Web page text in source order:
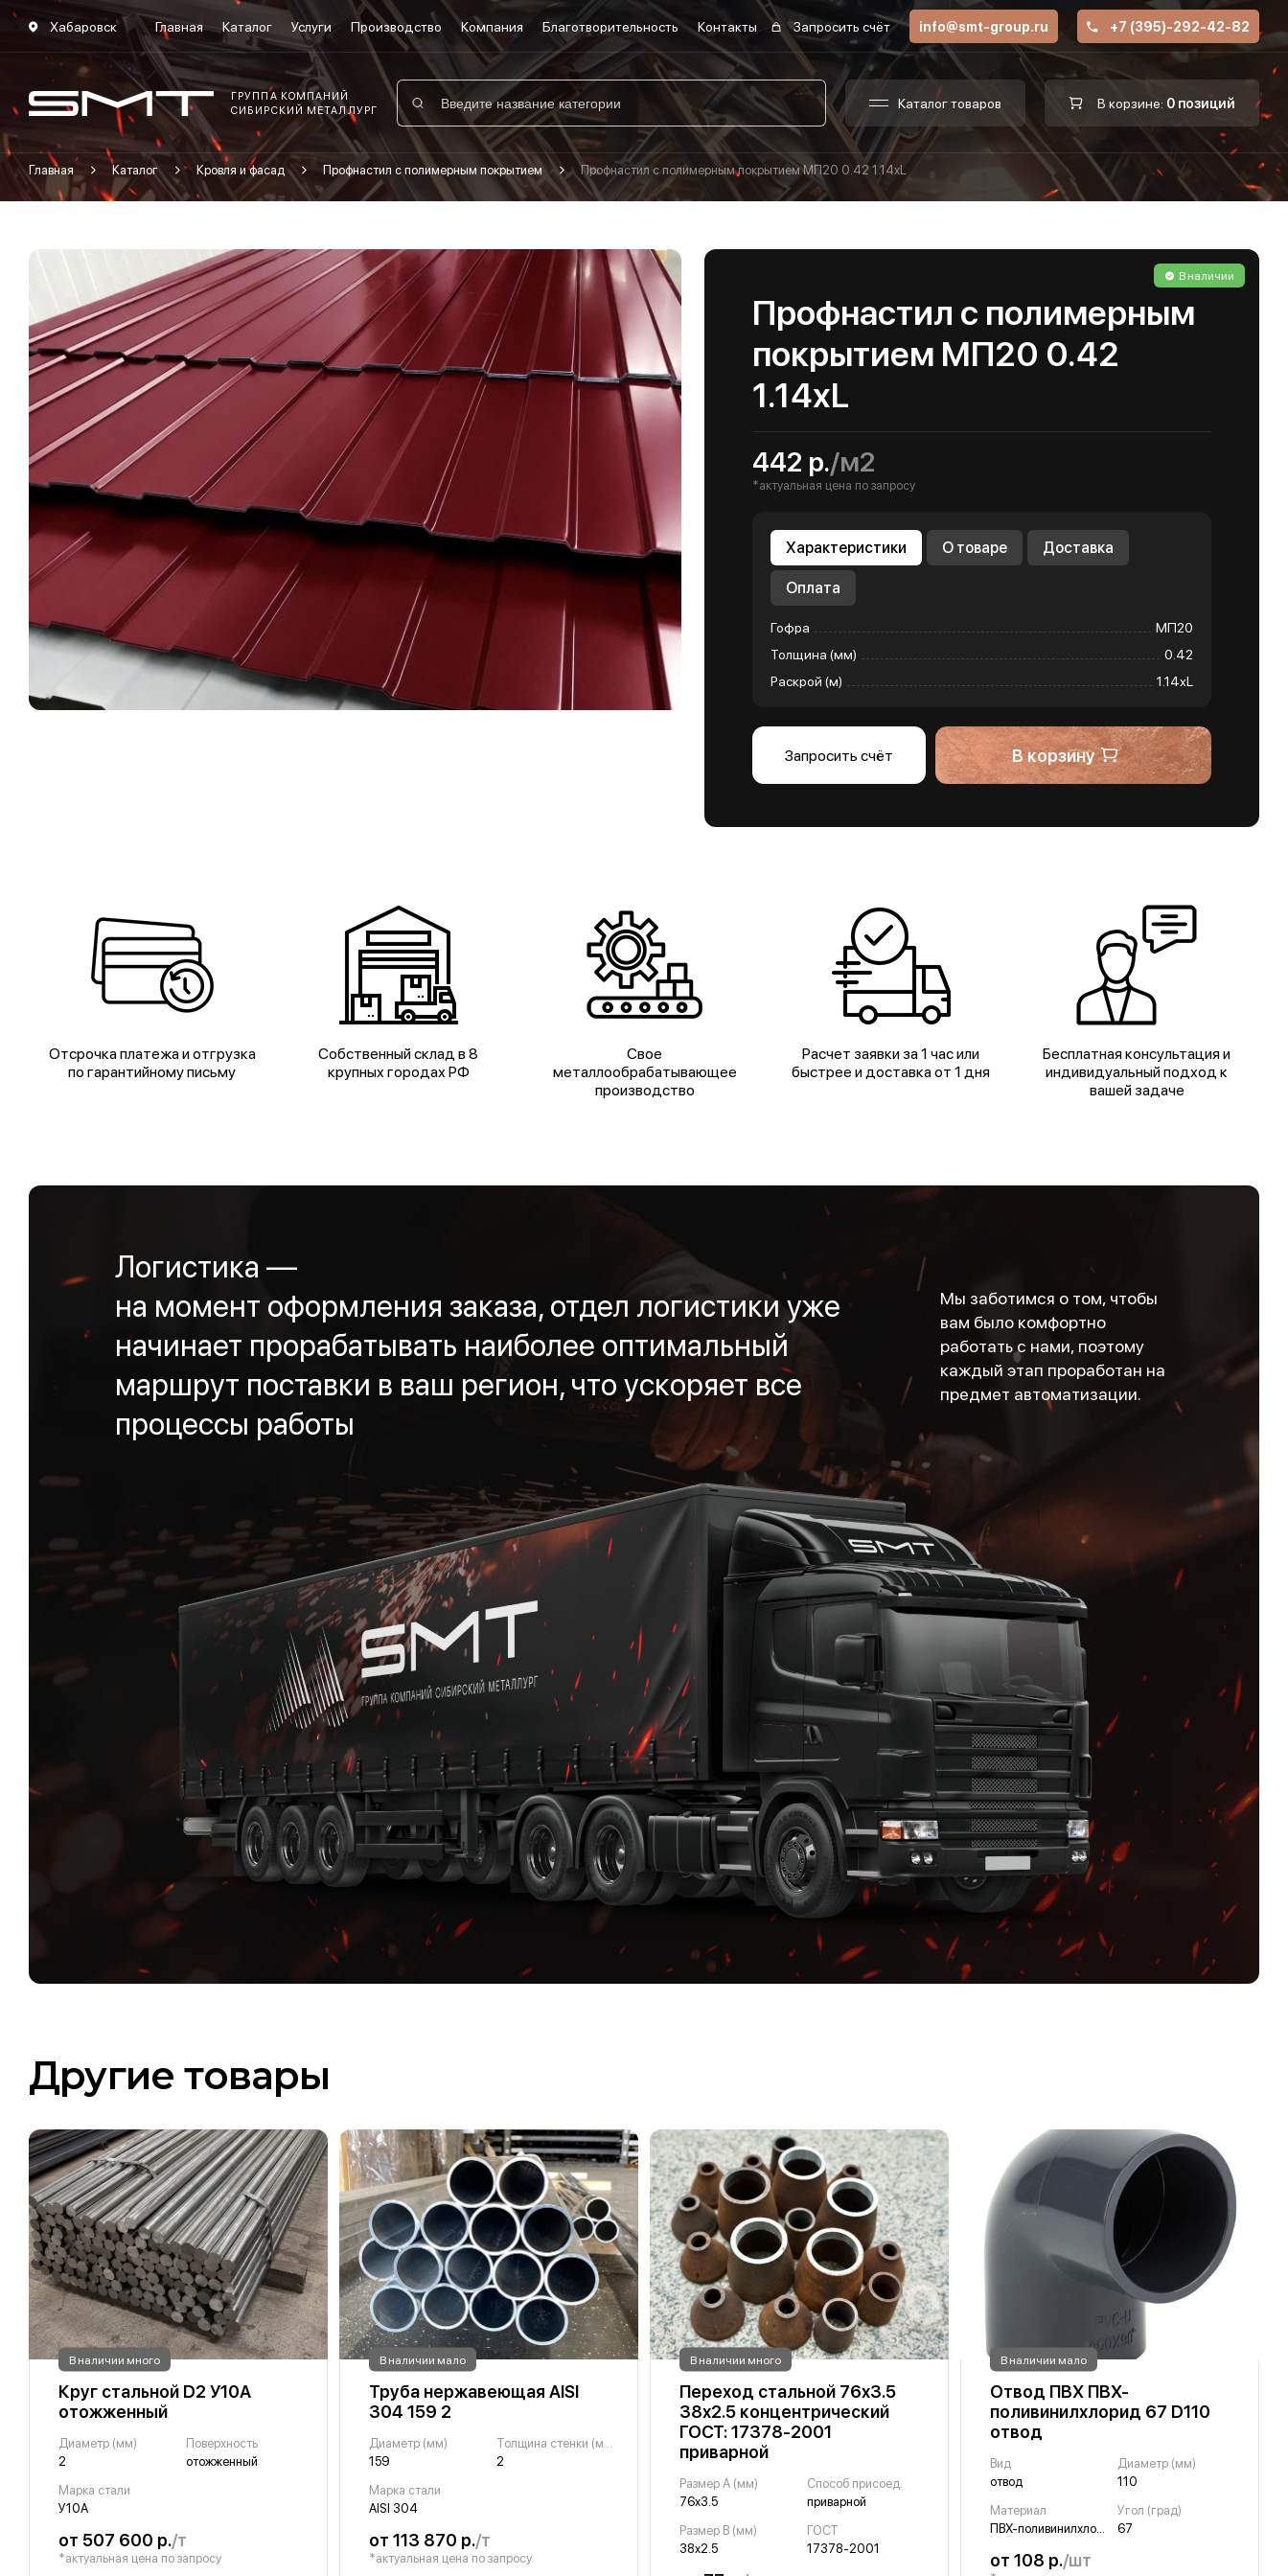
Хабаровск Главная Каталог Услуги Производство Компания Благотворительность Контакты Запросить счёт info@smt-group.ru +7 (395)-292-42-82
ГРУППА КОМПАНИЙ
СИБИРСКИЙ МЕТАЛЛУРГ
Каталог товаров В корзине: 0 позиций
Главная Каталог Кровля и фасад Профнастил с полимерным покрытием Профнастил с полимерным покрытием МП20 0.42 1.14хL
В наличии
Профнастил с полимерным
покрытием МП20 0.42
1.14хL
442 р./м2
*актуальная цена по запросу
Характеристики О товаре Доставка
Оплата
Гофра
МП20
Толщина (мм)
0.42
Раскрой (м)
1.14хL
Запросить счёт В корзину
Отсрочка платежа и отгрузка
по гарантийному письму
Собственный склад в 8
крупных городах РФ
Свое
металлообрабатывающее
производство
Расчет заявки за 1 час или
быстрее и доставка от 1 дня
Бесплатная консультация и
индивидуальный подход к
вашей задаче
Логистика —
на момент оформления заказа, отдел логистики уже
начинает прорабатывать наиболее оптимальный
маршрут поставки в ваш регион, что ускоряет все
процессы работы
Мы заботимся о том, чтобы
вам было комфортно
работать с нами, поэтому
каждый этап проработан на
предмет автоматизации.
Другие товары
В наличии много
Круг стальной D2 У10А
отожженный
Диаметр (мм)
2
Поверхность
отожженный
Марка стали
У10А
от 507 600 р./т
*актуальная цена по запросу
В наличии мало
Труба нержавеющая AISI
304 159 2
Диаметр (мм)
159
Толщина стенки (мм)
2
Марка стали
AISI 304
от 113 870 р./т
*актуальная цена по запросу
В наличии много
Переход стальной 76х3.5
38х2.5 концентрический
ГОСТ: 17378-2001
приварной
Размер A (мм)
76х3.5
Способ присоед.
приварной
Размер B (мм)
38х2.5
ГОСТ
17378-2001
В наличии мало
Отвод ПВХ ПВХ-
поливинилхлорид 67 D110
отвод
Вид
отвод
Диаметр (мм)
110
Материал
ПВХ-поливинилхлорид
Угол (град)
67
от 108 р./шт